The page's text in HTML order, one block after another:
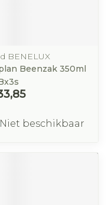
BENELUX
Beenzak 350ml
Niet beschikbaar